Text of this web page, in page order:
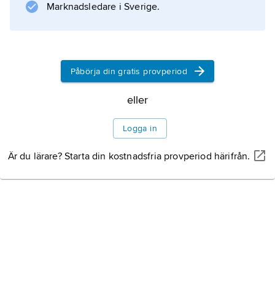
Marknadsledare i Sverige.
Påbörja din gratis provperiod
eller
Logga in
Är du lärare? Starta din kostnadsfria provperiod härifrån.